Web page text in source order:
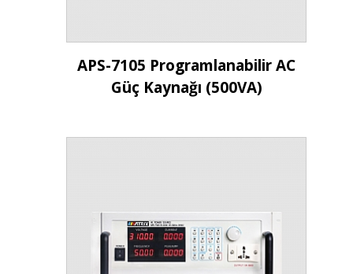
İncele
APS-7105 Programlanabilir AC
Güç Kaynağı (500VA)